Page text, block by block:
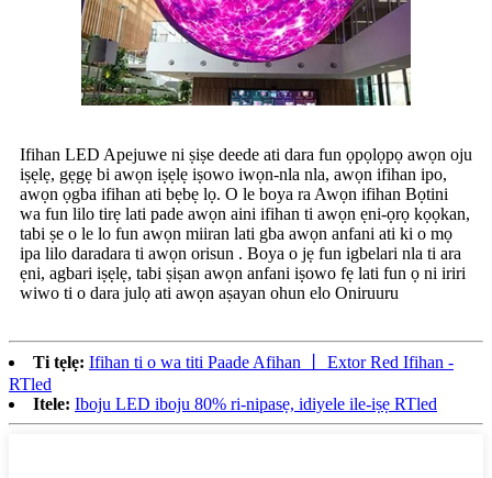
Ifihan LED Apejuwe ni ṣiṣe deede ati dara fun ọpọlọpọ awọn oju
iṣẹlẹ, gẹgẹ bi awọn iṣẹlẹ iṣowo iwọn-nla nla, awọn ifihan ipo,
awọn ọgba ifihan ati bẹbẹ lọ. O le boya ra Awọn ifihan Bọtini
wa fun lilo tirẹ lati pade awọn aini ifihan ti awọn ẹni-ọrọ kọọkan,
tabi ṣe o le lo fun awọn miiran lati gba awọn anfani ati ki o mọ
ipa lilo daradara ti awọn orisun . Boya o jẹ fun igbelari nla ti ara
ẹni, agbari iṣẹlẹ, tabi ṣiṣan awọn anfani iṣowo fẹ lati fun ọ ni iriri
wiwo ti o dara julọ ati awọn aṣayan ohun elo Oniruuru
Ti tẹlẹ: Ifihan ti o wa titi Paade Afihan 丨 Extor Red Ifihan -
RTled
Itele: Iboju LED iboju 80% ri-nipasẹ, idiyele ile-iṣẹ RTled